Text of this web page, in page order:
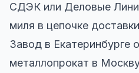
СДЭК или Деловые
миля в цепочке доставки
Завод в Екатеринбурге
металлопрокат в